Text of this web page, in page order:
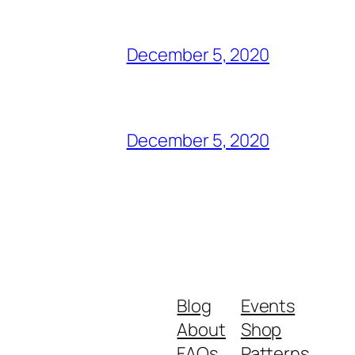
December 5, 2020
December 5, 2020
Blog
About
Events
Shop